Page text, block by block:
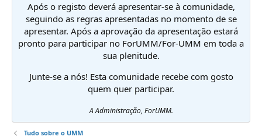
Após o registo deverá apresentar-se à comunidade,
seguindo as regras apresentadas no momento de se
apresentar. Após a aprovação da apresentação estará
pronto para participar no ForUMM/For-UMM em toda a
sua plenitude.
Junte-se a nós! Esta comunidade recebe com gosto
quem quer participar.
A Administração, ForUMM.
Tudo sobre o UMM